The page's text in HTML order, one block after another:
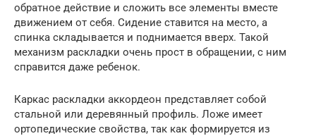
обратное действие и сложить все элементы вместе
движением от себя. Сидение ставится на место, а
спинка складывается и поднимается вверх. Такой
механизм раскладки очень прост в обращении, с ним
справится даже ребенок.
Каркас раскладки аккордеон представляет собой
стальной или деревянный профиль. Ложе имеет
ортопедические свойства, так как формируется из